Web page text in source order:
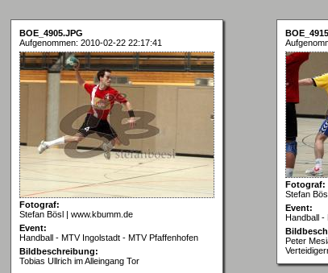
BOE_4905.JPG
Aufgenommen: 2010-02-22 22:17:41
Fotograf:
Stefan Bösl | www.kbumm.de
Event:
Handball - MTV Ingolstadt - MTV Pfaffenhofen
Bildbeschreibung:
Tobias Ullrich im Alleingang Tor
Fotograf:
Stefan
Event:
Handball -
Peter